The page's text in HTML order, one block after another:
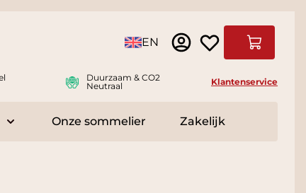
Taal EN
Duurzaam & CO2
Neutraal
Klantenservice
Toggle submenu for Accessoires
Onze sommelier Zakelijk